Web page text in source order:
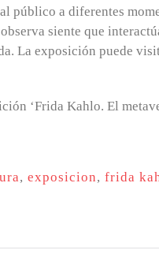
público a diferentes
siente que
La exposición puede
, exposicion, frida